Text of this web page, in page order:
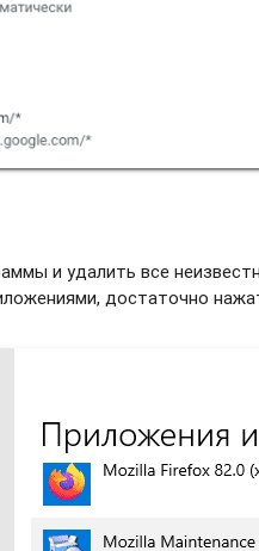
и удалить все
достаточно